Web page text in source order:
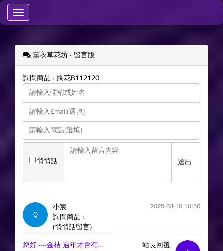
Toggle
navigation
薰衣草花坊 - 留言版
詢問商品 : 胸花B112120
悄悄話 送出
Q
小宸 2025-03-10 10:56
詢問商品 :
(悄悄話留言)
站長回覆
您好 ~~金桔 過年才會有...